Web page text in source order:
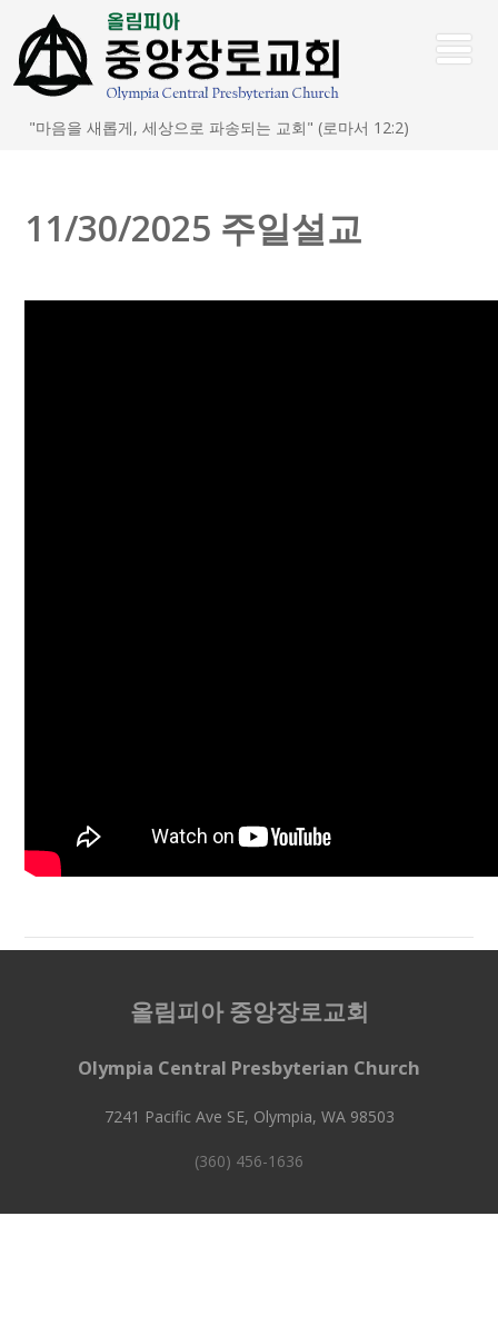
"마음을 새롭게, 세상으로 파송되는 교회" (로마서 12:2)
11/30/2025 주일설교
올림피아 중앙장로교회
Olympia Central Presbyterian Church
7241 Pacific Ave SE, Olympia, WA 98503
(360) 456-1636